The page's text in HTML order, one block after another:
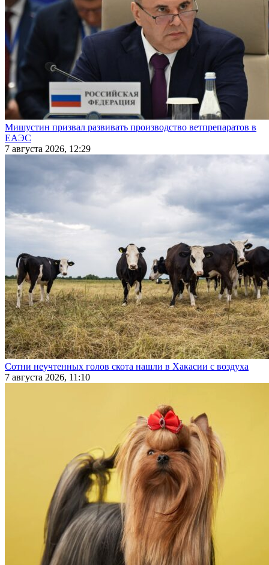
Мишустин призвал развивать производство ветпрепаратов в
ЕАЭС
7 августа 2026, 12:29
Сотни неучтенных голов скота нашли в Хакасии с воздуха
7 августа 2026, 11:10